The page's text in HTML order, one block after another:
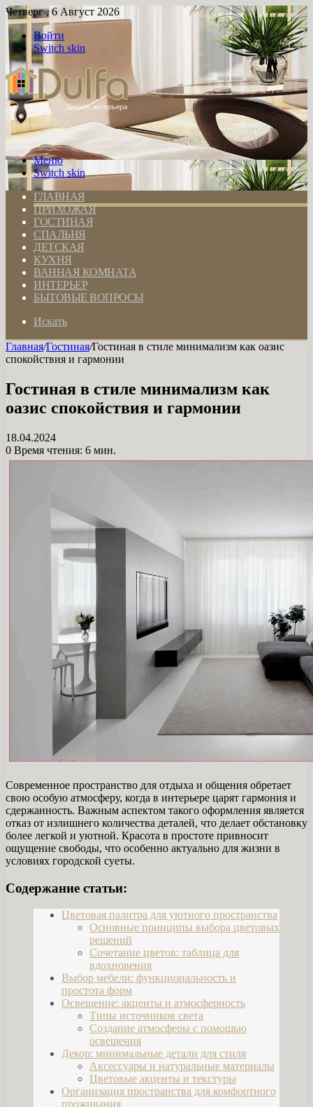
Четверг , 6 Август 2026
Войти
Switch skin
Меню
Switch skin
ГЛАВНАЯ
ПРИХОЖАЯ
ГОСТИНАЯ
СПАЛЬНЯ
ДЕТСКАЯ
КУХНЯ
ВАННАЯ КОМНАТА
ИНТЕРЬЕР
БЫТОВЫЕ ВОПРОСЫ
Искать
Главная/Гостиная/Гостиная в стиле минимализм как оазис
спокойствия и гармонии
Гостиная в стиле минимализм как
оазис спокойствия и гармонии
18.04.2024
0 Время чтения: 6 мин.
Современное пространство для отдыха и общения обретает
свою особую атмосферу, когда в интерьере царят гармония и
сдержанность. Важным аспектом такого оформления является
отказ от излишнего количества деталей, что делает обстановку
более легкой и уютной. Красота в простоте привносит
ощущение свободы, что особенно актуально для жизни в
условиях городской суеты.
Содержание статьи:
Цветовая палитра для уютного пространства
Основные принципы выбора цветовых
решений
Сочетание цветов: таблица для
вдохновения
Выбор мебели: функциональность и
простота форм
Освещение: акценты и атмосферность
Типы источников света
Создание атмосферы с помощью
освещения
Декор: минимальные детали для стиля
Аксессуары и натуральные материалы
Цветовые акценты и текстуры
Организация пространства для комфортного
проживания